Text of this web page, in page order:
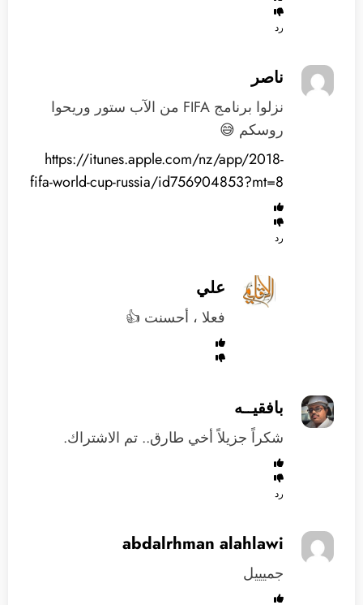
رد
ناصر
نزلوا برنامج FIFA من الآب ستور وريحوا
روسكم 😅
https://itunes.apple.com/nz/app/2018-
fifa-world-cup-russia/id756904853?mt=8
رد
علي
فعلا ، أحسنت 👍
بافقيــه
شكراً جزيلاً أخي طارق.. تم الاشتراك.
رد
abdalrhman alahlawi
جميييل